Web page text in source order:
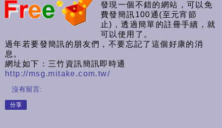
發現一個不錯的網站，可以免
費發簡訊100通(至元宵節
止)，透過簡單的註冊手續，就
可以使用了。
過年若要發簡訊的朋友們，不要忘記了這個好康的消
息。
網址如下：三竹資訊簡訊即時通
http://msg.mitake.com.tw/
沒有留言:
分享